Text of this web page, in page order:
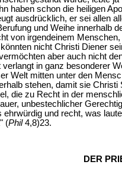
haben schon die heiligen
ausdrücklich, er sei allen
und Weihe innerhalb
von irgendeinem
nicht Christi Diener
aber auch nicht
in ganz besonderer
Welt mitten unter den
stehen, damit sie
die zu Recht in der
unbestechlicher
und recht, was
(Phil4,8)23.
DER